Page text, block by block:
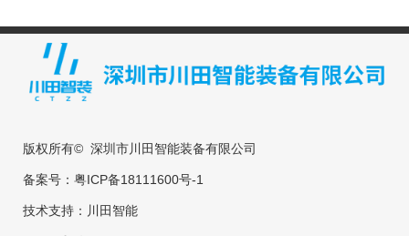
版权所有© 深圳市川田智能装备有限公司
备案号： 粤ICP备18111600号-1
技术支持： 川田智能